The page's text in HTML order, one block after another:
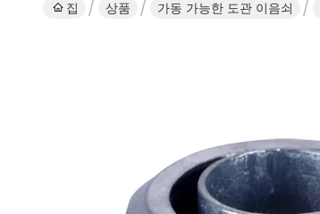
집 상품 가동 가능한 도관 이음쇠